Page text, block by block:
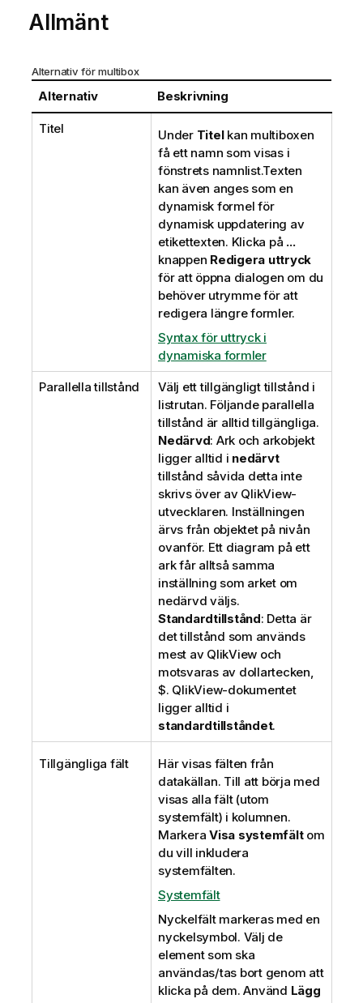
Allmänt
Alternativ för multibox
Alternativ Beskrivning
Titel Under Titelkan multiboxen
få ett namn som visas i
fönstrets namnlist.Texten
kan även anges som en
dynamisk formel för
dynamisk uppdatering av
etikettexten. Klicka på ...
knappen Redigera uttryck
för att öppna dialogen om du
behöver utrymme för att
redigera längre formler.
Syntax för uttryck i
dynamiska formler
Parallella tillstånd
Välj ett tillgängligt tillstånd i
listrutan. Följande parallella
tillstånd är alltid tillgängliga.
Nedärvd: Ark och arkobjekt
ligger alltid i nedärvt
tillstånd såvida detta inte
skrivs över av QlikView-
utvecklaren. Inställningen
ärvs från objektet på nivån
ovanför. Ett diagram på ett
ark får alltså samma
inställning som arket om
nedärvd väljs.
Standardtillstånd: Detta är
det tillstånd som används
mest av QlikView och
motsvaras av dollartecken,
$. QlikView-dokumentet
ligger alltid i
standardtillståndet.
Tillgängliga fält
Här visas fälten från
datakällan. Till att börja med
visas alla fält (utom
systemfält) i kolumnen.
Markera Visa systemfältom
du vill inkludera
systemfälten.
Systemfält
Nyckelfält markeras med en
nyckelsymbol. Välj de
element som ska
användas/tas bort genom att
klicka på dem. Använd Lägg